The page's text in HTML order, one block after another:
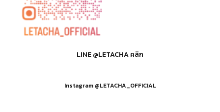
LINE @LETACHA คลิก
Instagram @LETACHA_OFFICIAL